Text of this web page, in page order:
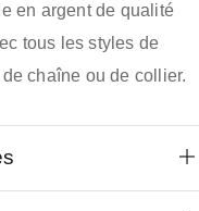
en argent de qualité
tous les styles de
chaîne ou de collier.